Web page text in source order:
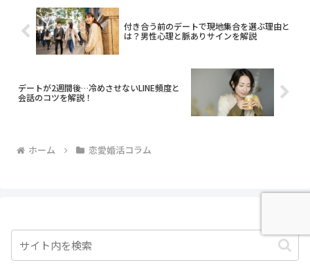
付き合う前のデートで現地集合を選ぶ理由と
は？男性心理と脈ありサインを解説
デートが2週間後…冷めさせないLINE頻度と
会話のコツを解説！
ホーム 恋愛婚活コラム